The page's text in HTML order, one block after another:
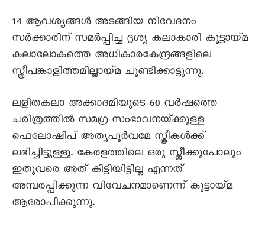
14 ആവശ്യങ്ങൾ അടങ്ങിയ നിവേദനം
സർക്കാരിന് സമർപ്പിച്ച ദൃശ്യ കലാകാരി കൂട്ടായ്മ
കലാലോകത്തെ അധികാരകേന്ദ്രങ്ങളിലെ
സ്ത്രീപങ്കാളിത്തമില്ലായ്മ ചൂണ്ടിക്കാട്ടുന്നു.
ലളിതകലാ അക്കാദമിയുടെ 60 വർഷത്തെ
ചരിത്രത്തിൽ സമഗ്ര സംഭാവനയ്‌ക്കുള്ള
ഫെലോഷിപ് അത്യപൂർവമേ സ്ത്രീകൾക്ക്
ലഭിച്ചിട്ടുള്ളൂ. കേരളത്തിലെ ഒരു സ്ത്രീക്കുപോലും
ഇതുവരെ അത് കിട്ടിയിട്ടില്ല എന്നത്
അമ്പരപ്പിക്കുന്ന വിവേചനമാണെന്ന് കൂട്ടായ്മ
ആരോപിക്കുന്നു.